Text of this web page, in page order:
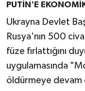
PUTİN'E
Ukrayna Devlet
Rusya'nın 500
füze fırlattığını
uygulamasında
öldürmeye devam